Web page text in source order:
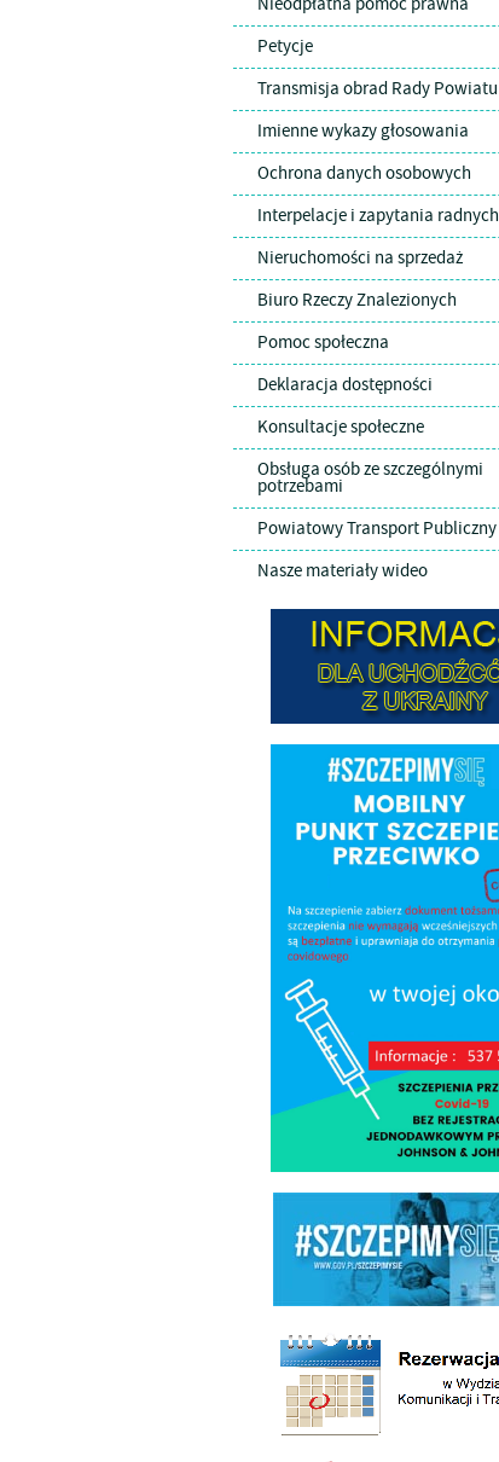
Petycje
Transmisja obrad Rady Powiatu
Imienne wykazy głosowania
Ochrona danych osobowych
Interpelacje i zapytania radnych
Nieruchomości na sprzedaż
Biuro Rzeczy Znalezionych
Pomoc społeczna
Deklaracja dostępności
Konsultacje społeczne
Obsługa osób ze szczególnymi
potrzebami
Powiatowy Transport Publiczny
Nasze materiały wideo